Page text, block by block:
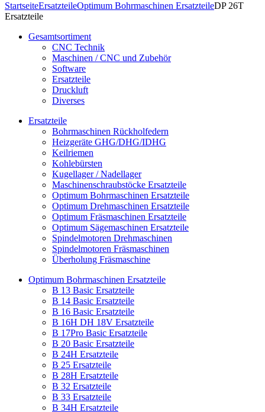
StartseiteErsatzteileOptimum Bohrmaschinen ErsatzteileDP 26T
Ersatzteile
Gesamtsortiment
CNC Technik
Maschinen / CNC und Zubehör
Software
Ersatzteile
Druckluft
Diverses
Ersatzteile
Bohrmaschinen Rückholfedern
Heizgeräte GHG/DHG/IDHG
Keilriemen
Kohlebürsten
Kugellager / Nadellager
Maschinenschraubstöcke Ersatzteile
Optimum Bohrmaschinen Ersatzteile
Optimum Drehmaschinen Ersatzteile
Optimum Fräsmaschinen Ersatzteile
Optimum Sägemaschinen Ersatzteile
Spindelmotoren Drehmaschinen
Spindelmotoren Fräsmaschinen
Überholung Fräsmaschine
Optimum Bohrmaschinen Ersatzteile
B 13 Basic Ersatzteile
B 14 Basic Ersatzteile
B 16 Basic Ersatzteile
B 16H DH 18V Ersatzteile
B 17Pro Basic Ersatzteile
B 20 Basic Ersatzteile
B 24H Ersatzteile
B 25 Ersatzteile
B 28H Ersatzteile
B 32 Ersatzteile
B 33 Ersatzteile
B 34H Ersatzteile